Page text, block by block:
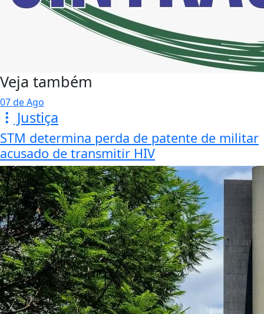
Veja também
07 de Ago
Justiça
STM determina perda de patente de militar
acusado de transmitir HIV